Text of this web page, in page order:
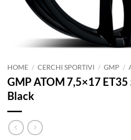
HOME / CERCHI SPORTIVI / GMP /
GMP ATOM 7,5×17
Black